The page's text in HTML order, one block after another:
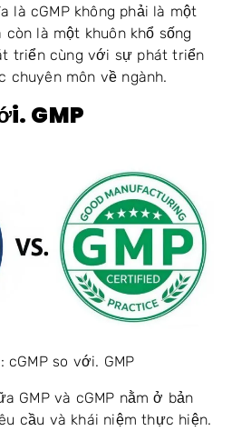
là cGMP không phải là một
là một khuôn khổ sống
triển cùng với sự phát triển
chuyên môn về ngành.
GMP
cGMP so với. GMP
GMP và cGMP nằm ở bản
cầu và khái niệm thực hiện.